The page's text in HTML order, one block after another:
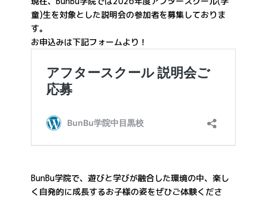
童)生を対象とした説明会の参加者を募集しておりま
す。
お申込みは下記フォームより！
BunBu学院で、遊びと学びが融合した環境の中、楽し
く自発的に成長するお子様の姿をぜひご体験くださ